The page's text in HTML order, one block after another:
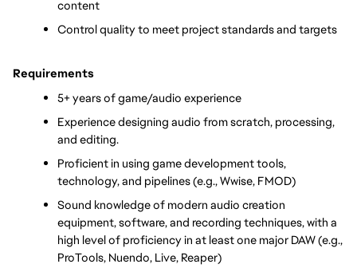
content
Control quality to meet project standards and targets
Requirements
5+ years of game/audio experience
Experience designing audio from scratch, processing,
and editing.
Proficient in using game development tools,
technology, and pipelines (e.g., Wwise, FMOD)
Sound knowledge of modern audio creation
equipment, software, and recording techniques, with a
high level of proficiency in at least one major DAW (e.g.,
ProTools, Nuendo, Live, Reaper)